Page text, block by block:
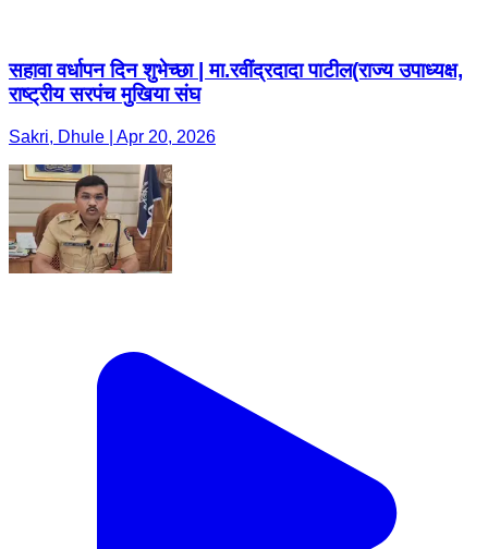
सहावा वर्धापन दिन शुभेच्छा | मा.रवींद्रदादा पाटील(राज्य उपाध्यक्ष,
राष्ट्रीय सरपंच मुखिया संघ
Sakri, Dhule | Apr 20, 2026